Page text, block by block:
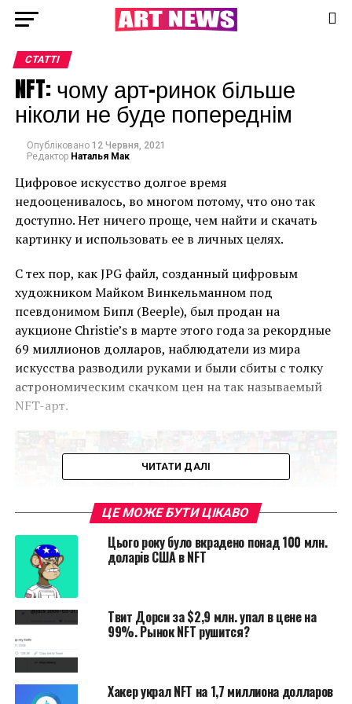
СТАТТІ
NFT: чому арт-ринок більше
ніколи не буде попереднім
Опубліковано 12 Червня, 2021
Редактор Наталья Мак
Цифровое искусство долгое время
недооценивалось, во многом потому, что оно так
доступно. Нет ничего проще, чем найти и скачать
картинку и использовать ее в личных целях.
С тех пор, как JPG файл, созданный цифровым
художником Майком Винкельманном под
псевдонимом Бипл (Beeple), был продан на
аукционе Christie’s в марте этого года за рекордные
69 миллионов долларов, наблюдатели из мира
искусства разводили руками и были сбиты с толку
астрономическим скачком цен на так называемый
NFT-арт.
Работа
художника Beeple “Everydays: The First 5000 Days” –
коллаж из изображений, которые он ежедневно
выкладывал в Интернет с 2007 года
ЧИТАТИ ДАЛІ
ЦЕ МОЖЕ БУТИ ЦІКАВО
Цього року було вкрадено понад 100 млн.
доларів США в NFT
Твит Дорси за $2,9 млн. упал в цене на
99%. Рынок NFT рушится?
Хакер украл NFT на 1,7 миллиона долларов